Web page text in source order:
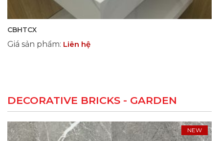
CBHTCX
Giá sản phẩm: Liên hệ
DECORATIVE BRICKS - GARDEN
NEW